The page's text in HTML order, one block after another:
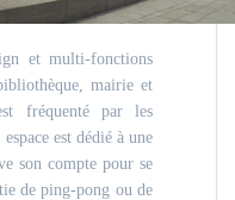
et multi-fonctions
mairie et
fréquenté par les
est dédié à une
son compte pour se
de ping-pong ou de